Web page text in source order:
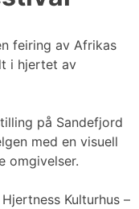
feiring av Afrikas
i hjertet av
på Sandefjord
med en visuell
omgivelser.
Kulturhus –